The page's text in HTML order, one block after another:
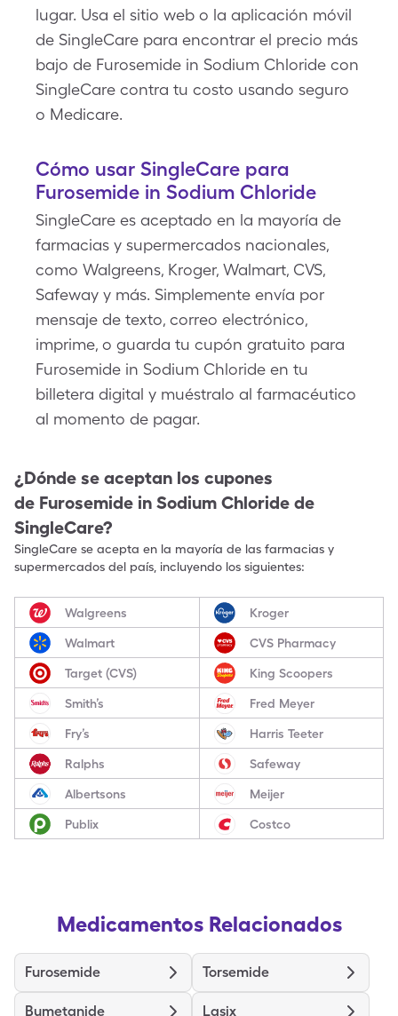
lugar. Usa el sitio web o la aplicación móvil
de SingleCare para encontrar el precio más
bajo de Furosemide in Sodium Chloride con
SingleCare contra tu costo usando seguro
o Medicare.
Cómo usar SingleCare para
Furosemide in Sodium Chloride
SingleCare es aceptado en la mayoría de
farmacias y supermercados nacionales,
como Walgreens, Kroger, Walmart, CVS,
Safeway y más. Simplemente envía por
mensaje de texto, correo electrónico,
imprime, o guarda tu cupón gratuito para
Furosemide in Sodium Chloride en tu
billetera digital y muéstralo al farmacéutico
al momento de pagar.
¿Dónde se aceptan los cupones
de Furosemide in Sodium Chloride de
SingleCare?
SingleCare se acepta en la mayoría de las farmacias y
supermercados del país, incluyendo los siguientes:
Walgreens Kroger
Walmart CVS Pharmacy
Target (CVS) King Scoopers
Smith’s Fred Meyer
Fry’s Harris Teeter
Ralphs Safeway
Albertsons Meijer
Publix Costco
Medicamentos Relacionados
Furosemide Torsemide
Bumetanide Lasix